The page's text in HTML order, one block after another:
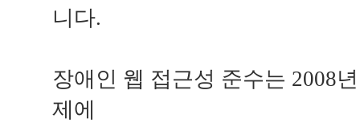
니다.
장애인 웹 접근성 준수는 2008
제에